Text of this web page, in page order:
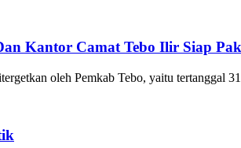
Kantor Camat Tebo Ilir Siap
oleh Pemkab Tebo, yaitu